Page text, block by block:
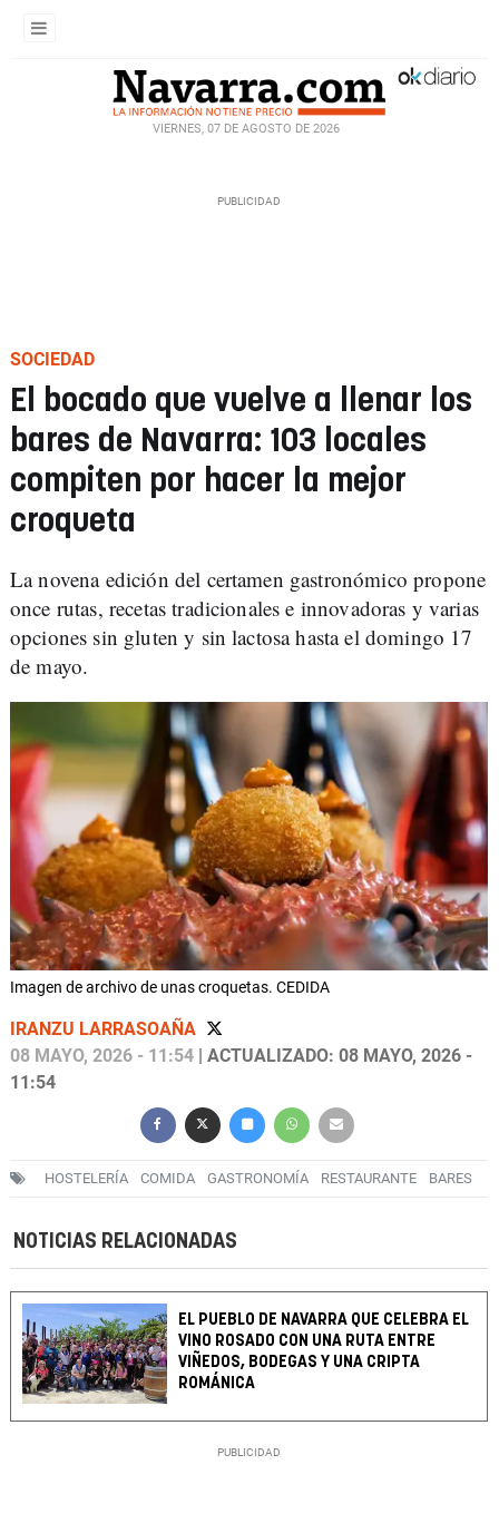
VIERNES, 07 DE AGOSTO DE 2026
SOCIEDAD
El bocado que vuelve a llenar los
bares de Navarra: 103 locales
compiten por hacer la mejor
croqueta
La novena edición del certamen gastronómico propone
once rutas, recetas tradicionales e innovadoras y varias
opciones sin gluten y sin lactosa hasta el domingo 17
de mayo.
Imagen de archivo de unas croquetas. CEDIDA
IRANZU LARRASOAÑA
08 MAYO, 2026 - 11:54 | ACTUALIZADO: 08 MAYO, 2026 -
11:54
HOSTELERÍA COMIDA GASTRONOMÍA RESTAURANTE BARES
NOTICIAS RELACIONADAS
EL PUEBLO DE NAVARRA QUE CELEBRA EL
VINO ROSADO CON UNA RUTA ENTRE
VIÑEDOS, BODEGAS Y UNA CRIPTA
ROMÁNICA